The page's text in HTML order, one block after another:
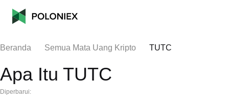
Beranda Semua Mata Uang Kripto TUTC
Apa Itu TUTC
Diperbarui: